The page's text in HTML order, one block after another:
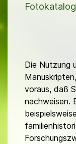
Fotokatalog
Die Nutzung
voraus, daß
nachweisen.